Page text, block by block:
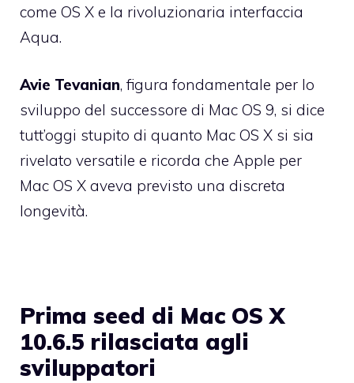
come OS X e la rivoluzionaria interfaccia
Aqua.
Avie Tevanian, figura fondamentale per lo
sviluppo del successore di Mac OS 9, si dice
tutt’oggi stupito di quanto Mac OS X si sia
rivelato versatile e ricorda che Apple per
Mac OS X aveva previsto una discreta
longevità.
Prima seed di Mac OS X
10.6.5 rilasciata agli
sviluppatori